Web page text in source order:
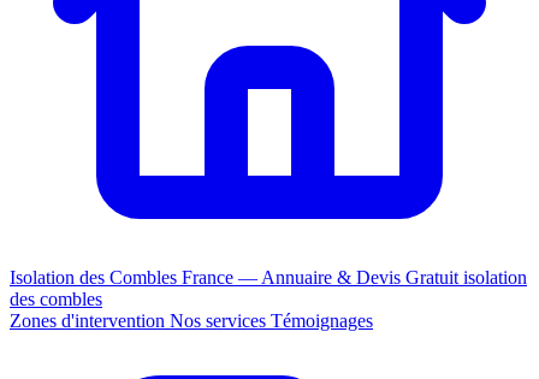
Isolation des Combles France — Annuaire & Devis Gratuit isolation
des combles
Zones d'intervention Nos services Témoignages